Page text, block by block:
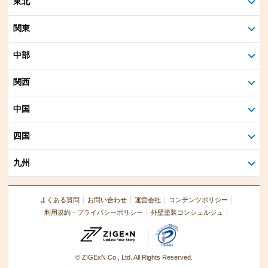
関東
中部
関西
中国
四国
九州
よくある質問 お問い合わせ 運営会社
コンテンツポリシー
利用規約・プライバシーポリシー
外壁塗装コンシェルジュ
© ZIGExN Co., Ltd. All Rights Reserved.